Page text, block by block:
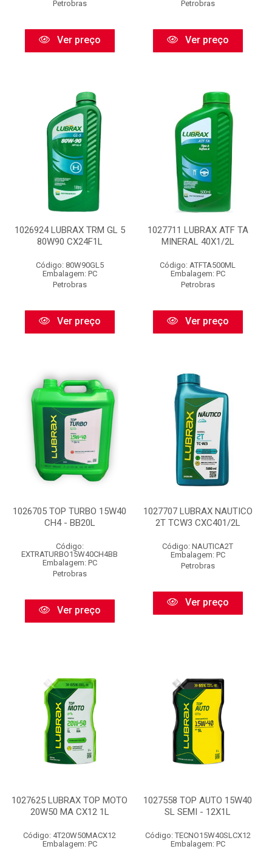
Petrobras
Ver preço
Petrobras
Ver preço
1026924 LUBRAX TRM GL 5
80W90 CX24F1L
Código: 80W90GL5
Embalagem: PC
Petrobras
Ver preço
1027711 LUBRAX ATF TA
MINERAL 40X1/2L
Código: ATFTA500ML
Embalagem: PC
Petrobras
Ver preço
1026705 TOP TURBO 15W40
CH4 - BB20L
Código:
EXTRATURBO15W40CH4BB
Embalagem: PC
Petrobras
Ver preço
1027707 LUBRAX NAUTICO
2T TCW3 CXC401/2L
Código: NAUTICA2T
Embalagem: PC
Petrobras
Ver preço
1027625 LUBRAX TOP MOTO
20W50 MA CX12 1L
Código: 4T20W50MACX12
Embalagem: PC
1027558 TOP AUTO 15W40
SL SEMI - 12X1L
Código: TECNO15W40SLCX12
Embalagem: PC